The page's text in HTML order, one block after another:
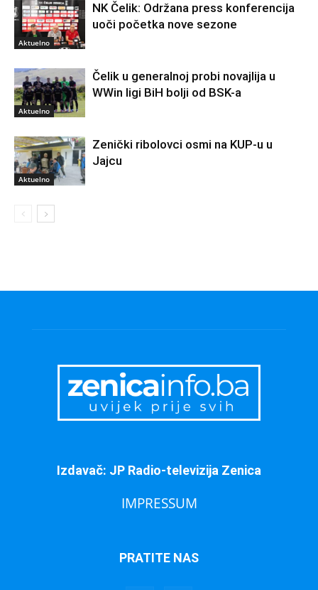
Aktuelno
NK Čelik: Održana press konferencija
uoči početka nove sezone
Aktuelno
Čelik u generalnoj probi novajlija u
WWin ligi BiH bolji od BSK-a
Aktuelno
Zenički ribolovci osmi na KUP-u u
Jajcu
Izdavač: JP Radio-televizija Zenica
IMPRESSUM
PRATITE NAS